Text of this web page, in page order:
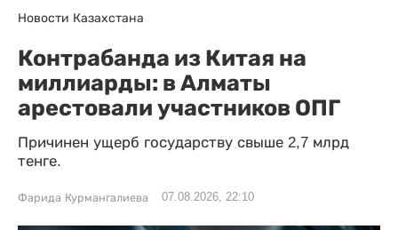
Новости Казахстана
Контрабанда из Китая на
миллиарды: в Алматы
арестовали участников ОПГ
Причинен ущерб государству свыше 2,7 млрд
тенге.
Фарида Курмангалиева 07.08.2026, 22:10